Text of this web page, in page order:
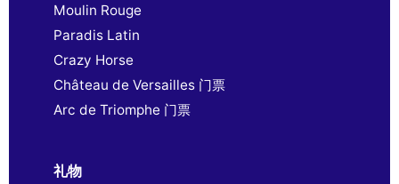
Moulin Rouge
Paradis Latin
Crazy Horse
Château de Versailles 门票
Arc de Triomphe 门票
礼物